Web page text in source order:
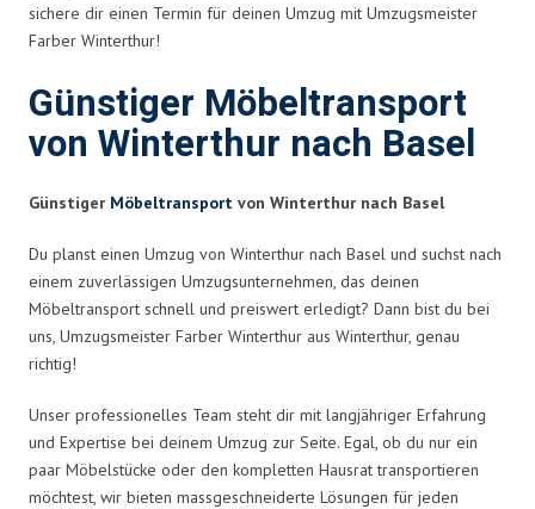
sichere dir einen Termin für deinen Umzug mit Umzugsmeister
Farber Winterthur!
Günstiger Möbeltransport
von Winterthur nach Basel
Günstiger Möbeltransport von Winterthur nach Basel
Du planst einen Umzug von Winterthur nach Basel und suchst nach
einem zuverlässigen Umzugsunternehmen, das deinen
Möbeltransport schnell und preiswert erledigt? Dann bist du bei
uns, Umzugsmeister Farber Winterthur aus Winterthur, genau
richtig!
Unser professionelles Team steht dir mit langjähriger Erfahrung
und Expertise bei deinem Umzug zur Seite. Egal, ob du nur ein
paar Möbelstücke oder den kompletten Hausrat transportieren
möchtest, wir bieten massgeschneiderte Lösungen für jeden